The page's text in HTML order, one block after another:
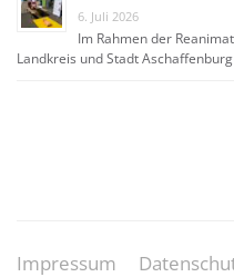
6. Juli 2026
Im Rahmen der
Landkreis und Stadt
Impressum